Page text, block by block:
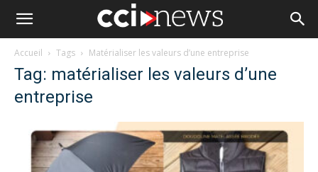
Accueil Tags Matérialiser les valeurs d’une entreprise
Tag: matérialiser les valeurs d’une
entreprise